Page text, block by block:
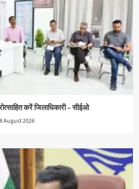
करें जिलाधिकारी – सीईओ
8 August 2026